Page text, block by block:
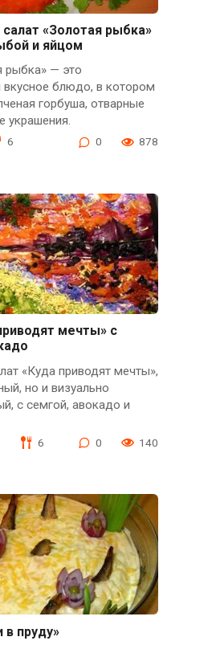
«Золотая рыбка»
и яйцом
рыбка» — это
вкусное блюдо, в котором
горбуша, отварные
украшения.
6 0 878
мечты» с
«Куда приводят мечты»,
но и визуально
с семгой, авокадо и
6 0 140
в пруду»